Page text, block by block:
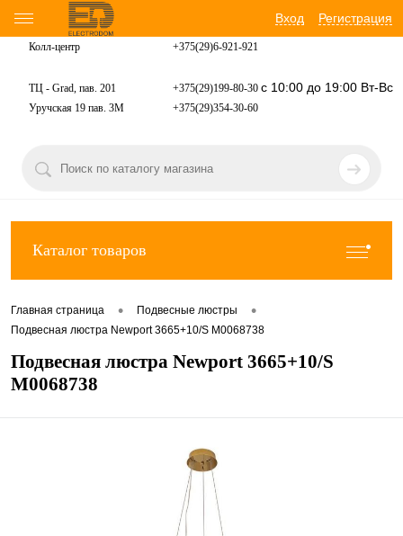
Вход Регистрация
Колл-центр +375(29)6-921-921
ТЦ - Grad, пав. 201 +375(29)199-80-30 с 10:00 до 19:00 Вт-Вс
Уручская 19 пав. 3М +375(29)354-30-60
Каталог товаров
Главная страница • Подвесные люстры •
Подвесная люстра Newport 3665+10/S М0068738
Подвесная люстра Newport 3665+10/S
М0068738